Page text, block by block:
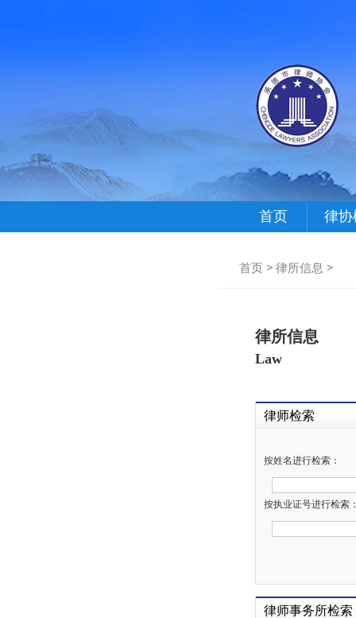
首页 律协
首页 > 律所信息 >
律所信息
Law
律师检索
按姓名进行检索：
按执业证号进行检索
律师事务所检索